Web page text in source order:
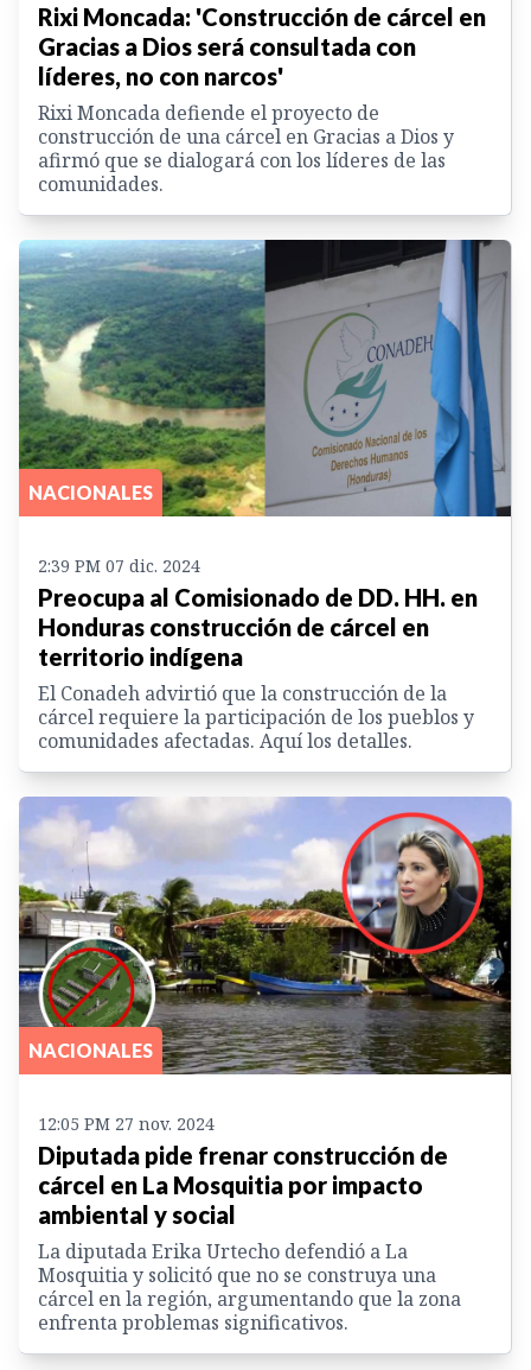
Rixi Moncada: 'Construcción de cárcel en
Gracias a Dios será consultada con
líderes, no con narcos'
Rixi Moncada defiende el proyecto de
construcción de una cárcel en Gracias a Dios y
afirmó que se dialogará con los líderes de las
comunidades.
NACIONALES
2:39 PM 07 dic. 2024
Preocupa al Comisionado de DD. HH. en
Honduras construcción de cárcel en
territorio indígena
El Conadeh advirtió que la construcción de la
cárcel requiere la participación de los pueblos y
comunidades afectadas. Aquí los detalles.
NACIONALES
12:05 PM 27 nov. 2024
Diputada pide frenar construcción de
cárcel en La Mosquitia por impacto
ambiental y social
La diputada Erika Urtecho defendió a La
Mosquitia y solicitó que no se construya una
cárcel en la región, argumentando que la zona
enfrenta problemas significativos.